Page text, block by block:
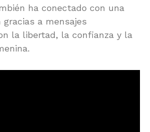
ha conectado con una
gracias a mensajes
la libertad, la confianza y la